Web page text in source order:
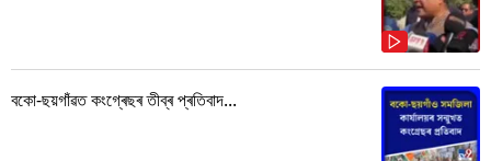
বকো-ছয়গাঁৱত কংগ্ৰেছৰ তীব্ৰ প্ৰতিবাদ...